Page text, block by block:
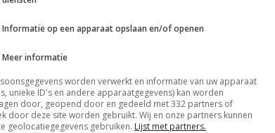
Informatie op een apparaat opslaan en/of openen
Meer informatie
worden verwerkt en informatie van uw apparaat
unieke ID's en andere apparaatgegevens) kan worden
door, geopend door en gedeeld met 332 partners of
door deze site worden gebruikt. Wij en onze partners kunnen
geolocatiegegevens gebruiken. Lijst met partners.